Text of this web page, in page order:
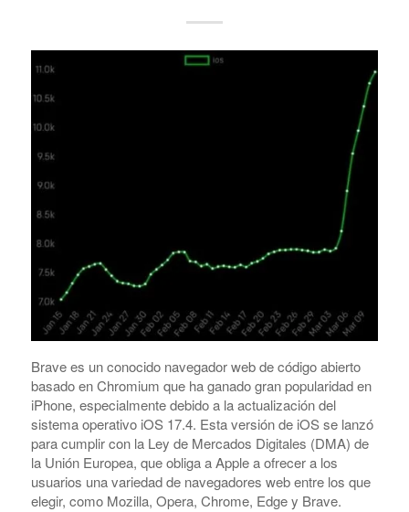
Brave es un conocido navegador web de código abierto
basado en Chromium que ha ganado gran popularidad en
iPhone, especialmente debido a la actualización del
sistema operativo iOS 17.4. Esta versión de iOS se lanzó
para cumplir con la Ley de Mercados Digitales (DMA) de
la Unión Europea, que obliga a Apple a ofrecer a los
usuarios una variedad de navegadores web entre los que
elegir, como Mozilla, Opera, Chrome, Edge y Brave.